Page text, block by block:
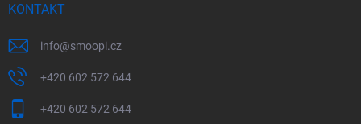
KONTAKT
info@smoopi.cz
+420 602 572 644
+420 602 572 644